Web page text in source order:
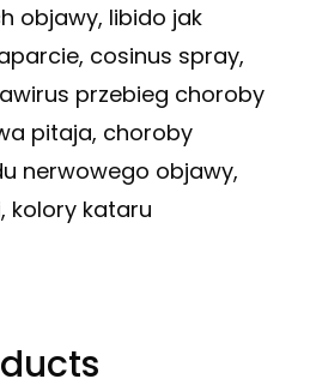
objawy, libido jak
cosinus spray,
przebieg choroby
pitaja, choroby
nerwowego objawy,
kolory kataru